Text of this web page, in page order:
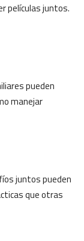
películas juntos.
pueden
manejar
juntos pueden
que otras